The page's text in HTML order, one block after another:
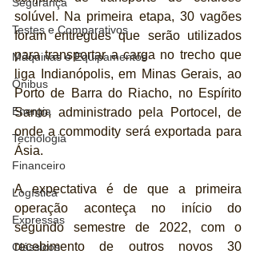
Testes e Comparativos
Máquinas e Equipamentos
Ônibus
Energia
Tecnologia
Financeiro
Logística
Expressas
Clássicos
solúvel. Na primeira etapa, 30 vagões
foram entregues que serão utilizados
para transportar a carga no trecho que
liga Indianópolis, em Minas Gerais, ao
Porto de Barra do Riacho, no Espírito
Santo, administrado pela Portocel, de
onde a commodity será exportada para
Ásia.
A expectativa é de que a primeira
operação aconteça no início do
segundo semestre de 2022, com o
recebimento de outros novos 30